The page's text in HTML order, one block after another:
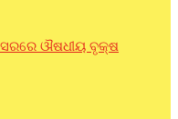
ଔଷଧୀୟ ବୃକ୍ଷ